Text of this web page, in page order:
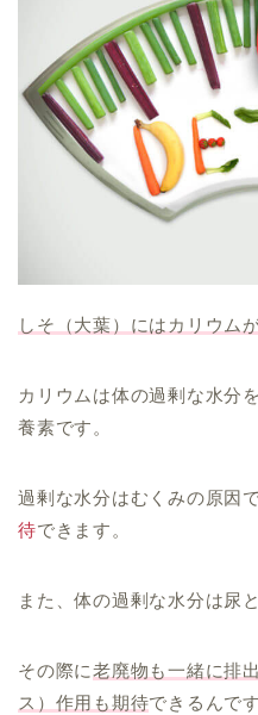
しそ（大葉）にはカリウム
カリウムは体の過剰な水分
養素です。
過剰な水分はむくみの原因
待できます。
また、体の過剰な水分は尿
その際に老廃物も一緒に排
ス）作用も期待できるんで